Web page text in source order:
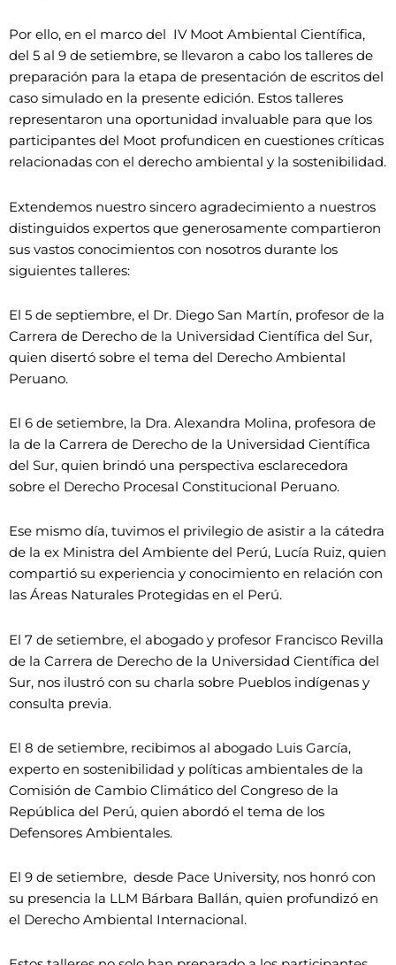
Por ello, en el marco del IV Moot Ambiental Científica,
del 5 al 9 de setiembre, se llevaron a cabo los talleres de
preparación para la etapa de presentación de escritos del
caso simulado en la presente edición. Estos talleres
representaron una oportunidad invaluable para que los
participantes del Moot profundicen en cuestiones críticas
relacionadas con el derecho ambiental y la sostenibilidad.
Extendemos nuestro sincero agradecimiento a nuestros
distinguidos expertos que generosamente compartieron
sus vastos conocimientos con nosotros durante los
siguientes talleres:
El 5 de septiembre, el Dr. Diego San Martín, profesor de la
Carrera de Derecho de la Universidad Científica del Sur,
quien disertó sobre el tema del Derecho Ambiental
Peruano.
El 6 de setiembre, la Dra. Alexandra Molina, profesora de
la de la Carrera de Derecho de la Universidad Científica
del Sur, quien brindó una perspectiva esclarecedora
sobre el Derecho Procesal Constitucional Peruano.
Ese mismo día, tuvimos el privilegio de asistir a la cátedra
de la ex Ministra del Ambiente del Perú, Lucía Ruiz, quien
compartió su experiencia y conocimiento en relación con
las Áreas Naturales Protegidas en el Perú.
El 7 de setiembre, el abogado y profesor Francisco Revilla
de la Carrera de Derecho de la Universidad Científica del
Sur, nos ilustró con su charla sobre Pueblos indígenas y
consulta previa.
El 8 de setiembre, recibimos al abogado Luis García,
experto en sostenibilidad y políticas ambientales de la
Comisión de Cambio Climático del Congreso de la
República del Perú, quien abordó el tema de los
Defensores Ambientales.
El 9 de setiembre, desde Pace University, nos honró con
su presencia la LLM Bárbara Ballán, quien profundizó en
el Derecho Ambiental Internacional.